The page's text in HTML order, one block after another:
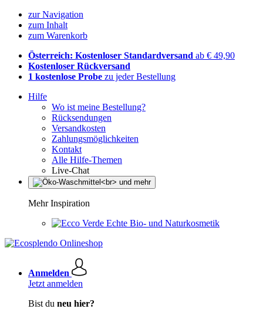
zur Navigation
zum Inhalt
zum Warenkorb
Österreich: Kostenloser Standardversand ab € 49,90
Kostenloser Rückversand
1 kostenlose Probe zu jeder Bestellung
Hilfe
Wo ist meine Bestellung?
Rücksendungen
Versandkosten
Zahlungsmöglichkeiten
Kontakt
Alle Hilfe-Themen
Live-Chat
Mehr Inspiration
Echte Bio- und Naturkosmetik
Anmelden
Jetzt anmelden
Bist du neu hier?